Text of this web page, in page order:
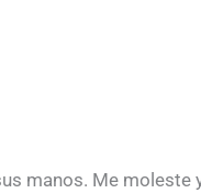
manos. Me moleste